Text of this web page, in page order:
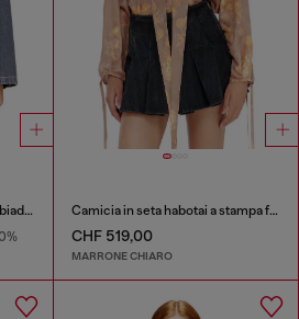
Top Henley in denim effetto sbiadito Camicia in seta habotai a stampa floreale
CHF 519,00
MARRONE CHIARO